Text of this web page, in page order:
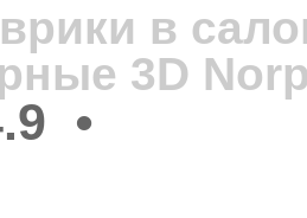
в
3D
•